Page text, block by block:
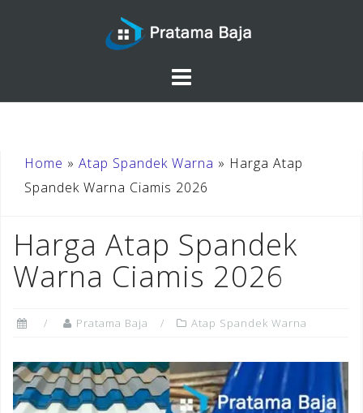
Home » Atap Spandek Warna » Harga Atap
Spandek Warna Ciamis 2026
Harga Atap Spandek
Warna Ciamis 2026
Pratama Baja Atap Spandek Warna